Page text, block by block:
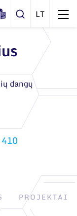
pažymėjimai
dangų
PROJEKTAI